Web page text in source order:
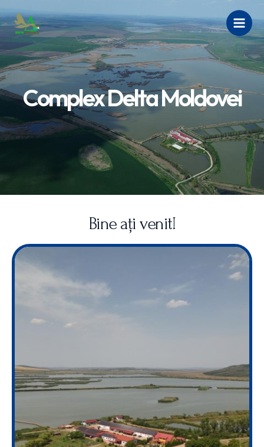
to
content
Main
Complex Delta Moldovei
Bine ați venit!